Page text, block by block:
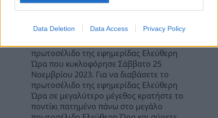
Data Deletion Data Access Privacy Policy
Τα σχόλια έχουν απενεργοποιηθεί για
πρωτοσέλιδο της εφημερίδας Ελεύθερη
Ώρα που κυκλοφόρησε Σάββατο 25
Νοεμβρίου 2023. Για να διαβάσετε το
πρωτοσέλιδο της εφημερίδας Ελεύθερη
Ώρα σε μεγαλύτερο μέγεθος κρατήστε το
ποντίκι πατημένο πάνω στο μεγάλο